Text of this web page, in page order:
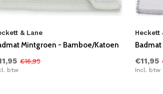
& Lane
Mintgroen - Bamboe/Katoen
€16,95
btw
Heckett
€11,95
Incl. btw